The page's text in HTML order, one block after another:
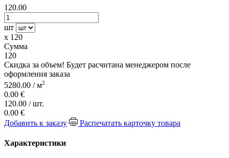
120.00
шт
x 120
Сумма
120
Скидка за объем! Будет расчитана менеджером после
оформления заказа
5280.00 / м2
0.00 €
120.00 / шт.
0.00 €
Добавить к заказу
Распечатать карточку товара
Характеристики